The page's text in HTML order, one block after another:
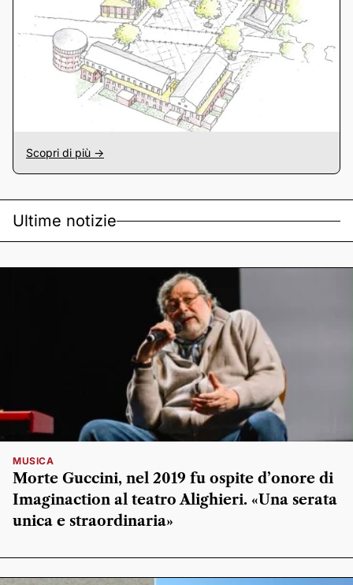
Scopri di più ->
Ultime notizie
MUSICA
Morte Guccini, nel 2019 fu ospite d’onore di
Imaginaction al teatro Alighieri. «Una serata
unica e straordinaria»